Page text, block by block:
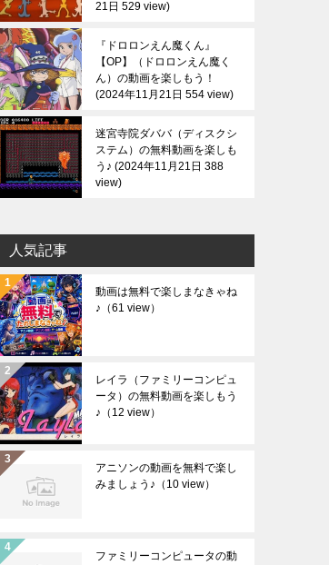
21日 529 view
『ドロロンえん魔くん』
【OP】（ドロロンえん魔く
ん）の動画を楽しもう！
2024年11月21日 554 view
迷宮寺院ダババ（ディスクシ
ステム）の無料動画を楽しも
う♪ 2024年11月21日 388
view
人気記事
動画は無料で楽しまなきゃね
♪ （61 view）
レイラ（ファミリーコンピュ
ータ）の無料動画を楽しもう
♪ （12 view）
アニソンの動画を無料で楽し
みましょう♪ （10 view）
ファミリーコンピュータの動